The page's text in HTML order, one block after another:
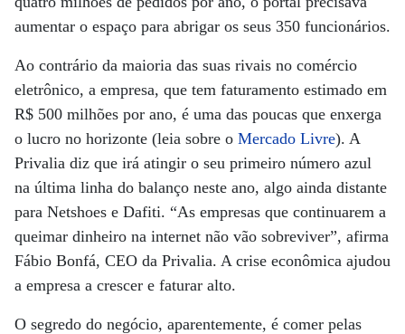
aumentar o espaço para abrigar os seus 350 funcionários.
Ao contrário da maioria das suas rivais no comércio
eletrônico, a empresa, que tem faturamento estimado em
R$ 500 milhões por ano, é uma das poucas que enxerga
o lucro no horizonte (leia sobre o Mercado Livre). A
Privalia diz que irá atingir o seu primeiro número azul
na última linha do balanço neste ano, algo ainda distante
para Netshoes e Dafiti. “As empresas que continuarem a
queimar dinheiro na internet não vão sobreviver”, afirma
Fábio Bonfá, CEO da Privalia. A crise econômica ajudou
a empresa a crescer e faturar alto.
O segredo do negócio, aparentemente, é comer pelas